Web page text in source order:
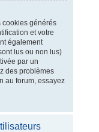
cookies générés
et votre
également
lus ou non lus)
par un
des problèmes
au forum, essayez